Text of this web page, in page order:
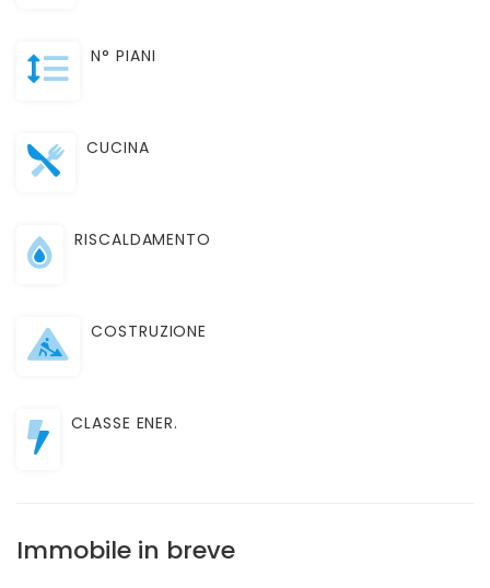
N° PIANI
CUCINA
RISCALDAMENTO
COSTRUZIONE
CLASSE ENER.
Immobile in breve